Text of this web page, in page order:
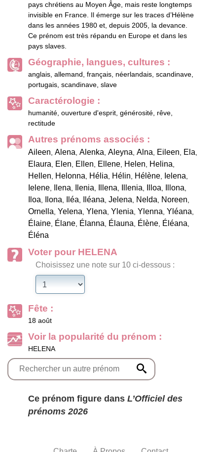
pays chrétiens au Moyen Âge, mais reste longtemps
invisible en France. Il émerge sur les traces d’Hélène
dans les années 1980 et, depuis 2005, la devance.
Ce prénom est très répandu en Europe et dans les
pays slaves.
Géographie, langues, cultures :
anglais, allemand, français, néerlandais, scandinave,
portugais, scandinave, slave
Caractérologie :
humanité, ouverture d'esprit, générosité, rêve,
rectitude
Autres prénoms associés :
Aileen, Alena, Alenka, Aleyna, Alna, Eileen, Ela,
Elaura, Elen, Ellen, Ellene, Helen, Helina,
Hellen, Helonna, Hélia, Hélin, Hélène, Ielena,
Ielene, Ilena, Ilenia, Illena, Illenia, Illoa, Illona,
Iloa, Ilona, Iléa, Iléana, Jelena, Nelda, Noreen,
Ornella, Yelena, Ylena, Ylenia, Ylenna, Yléana,
Élaine, Élane, Élanna, Élauna, Élène, Éléana,
Éléna
Voter pour HELENA
Choisissez une note sur 10 ci-dessous :
Fête :
18 août
Voir la popularité du prénom :
HELENA
Ce prénom figure dans L’Officiel des
prénoms 2026